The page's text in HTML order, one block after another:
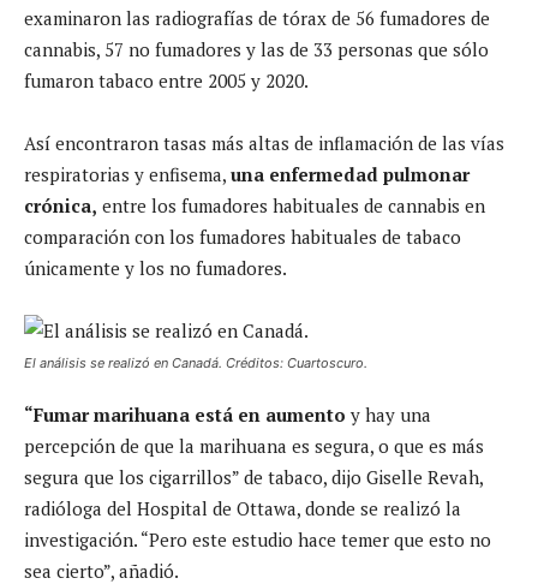
examinaron las radiografías de tórax de 56 fumadores de
cannabis, 57 no fumadores y las de 33 personas que sólo
fumaron tabaco entre 2005 y 2020.
Así encontraron tasas más altas de inflamación de las vías
respiratorias y enfisema, una enfermedad pulmonar
crónica, entre los fumadores habituales de cannabis en
comparación con los fumadores habituales de tabaco
únicamente y los no fumadores.
El análisis se realizó en Canadá. Créditos: Cuartoscuro.
“Fumar marihuana está en aumento y hay una
percepción de que la marihuana es segura, o que es más
segura que los cigarrillos” de tabaco, dijo Giselle Revah,
radióloga del Hospital de Ottawa, donde se realizó la
investigación. “Pero este estudio hace temer que esto no
sea cierto”, añadió.